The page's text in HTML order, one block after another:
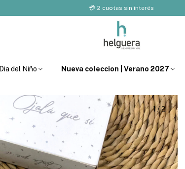
💳 2 cuotas sin interés
Dia del Niño Nueva coleccion | Verano 2027
1/2